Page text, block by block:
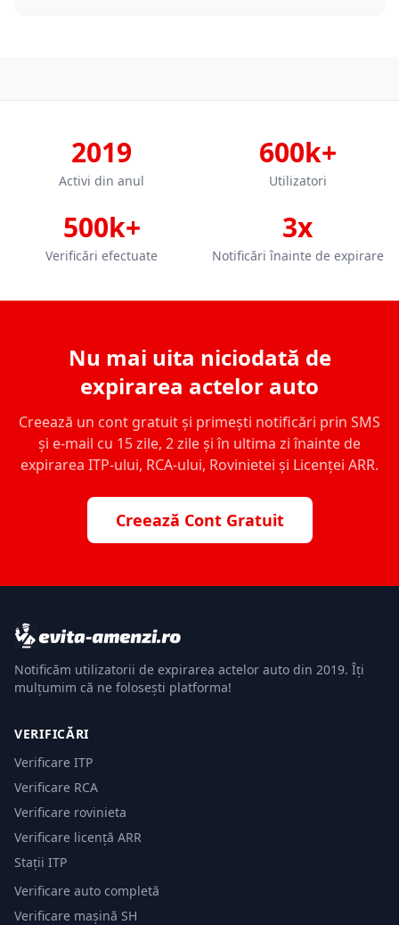
2019
Activi din anul
600k+
Utilizatori
500k+
Verificări efectuate
3x
Notificări înainte de expirare
Nu mai uita niciodată de
expirarea actelor auto
Creează un cont gratuit și primești notificări prin SMS
și e-mail cu 15 zile, 2 zile și în ultima zi înainte de
expirarea ITP-ului, RCA-ului, Rovinietei și Licenței ARR.
Creează Cont Gratuit
Notificăm utilizatorii de expirarea actelor auto din 2019. Îți
mulțumim că ne folosești platforma!
VERIFICĂRI
Verificare ITP
Verificare RCA
Verificare rovinieta
Verificare licență ARR
Stații ITP
Verificare auto completă
Verificare mașină SH